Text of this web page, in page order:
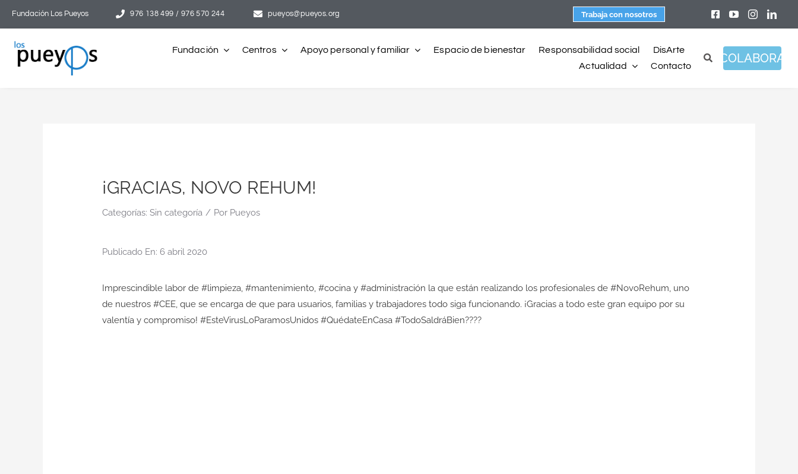
contenido
Fundación Los Pueyos 976 138 499 / 976 570 244 pueyos@pueyos.org Trabaja con nosotros
Fundación Centros Apoyo personal y familiar Espacio de bienestar Responsabilidad social
DisArte
Actualidad
Contacto
COLABORA
¡GRACIAS, NOVO REHUM!
Categorías: Sin categoría / Por Pueyos
Publicado En: 6 abril 2020
Imprescindible labor de #limpieza, #mantenimiento, #cocina y #administración la que están realizando los profesionales de #NovoRehum, uno
de nuestros #CEE, que se encarga de que para usuarios, familias y trabajadores todo siga funcionando. ¡Gracias a todo este gran equipo por su
valentía y compromiso! #EsteVirusLoParamosUnidos #QuédateEnCasa #TodoSaldráBien????